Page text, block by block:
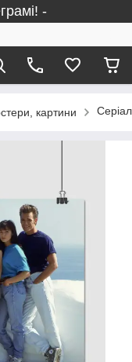
-
картини